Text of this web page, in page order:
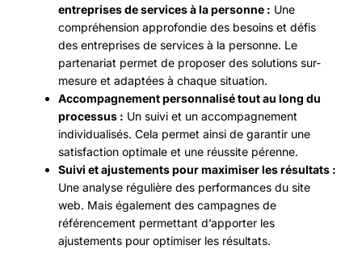
entreprises de services à la personne : Une
compréhension approfondie des besoins et défis
des entreprises de services à la personne. Le
partenariat permet de proposer des solutions sur-
mesure et adaptées à chaque situation.
Accompagnement personnalisé tout au long du
processus : Un suivi et un accompagnement
individualisés. Cela permet ainsi de garantir une
satisfaction optimale et une réussite pérenne.
Suivi et ajustements pour maximiser les résultats :
Une analyse régulière des performances du site
web. Mais également des campagnes de
référencement permettant d’apporter les
ajustements pour optimiser les résultats.